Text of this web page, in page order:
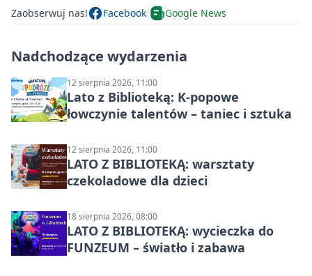
Zaobserwuj nas! Facebook Google News
Nadchodzące wydarzenia
12 sierpnia 2026, 11:00
Lato z Biblioteką: K-popowe
łowczynie talentów – taniec i sztuka
12 sierpnia 2026, 11:00
LATO Z BIBLIOTEKĄ: warsztaty
czekoladowe dla dzieci
18 sierpnia 2026, 08:00
LATO Z BIBLIOTEKĄ: wycieczka do
FUNZEUM – światło i zabawa